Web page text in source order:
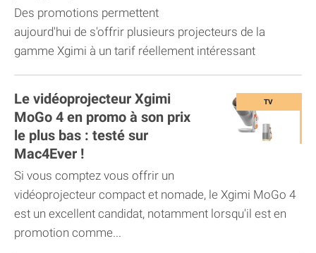
Des promotions permettent
aujourd'hui de s'offrir plusieurs projecteurs de la
gamme Xgimi à un tarif réellement intéressant
Le vidéoprojecteur Xgimi
MoGo 4 en promo à son prix
le plus bas : testé sur
Mac4Ever !
Si vous comptez vous offrir un
vidéoprojecteur compact et nomade, le Xgimi MoGo 4
est un excellent candidat, notamment lorsqu'il est en
promotion comme...